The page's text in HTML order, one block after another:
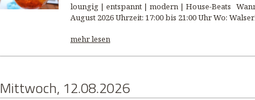
loungig | entspannt | modern | House-Beats
August 2026 Uhrzeit: 17:00 bis 21:00 Uhr Wo:
mehr lesen
Mittwoch, 12.08.2026